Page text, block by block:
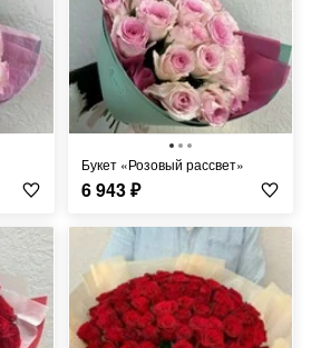
Букет «Розовый рассвет»
6 943₽